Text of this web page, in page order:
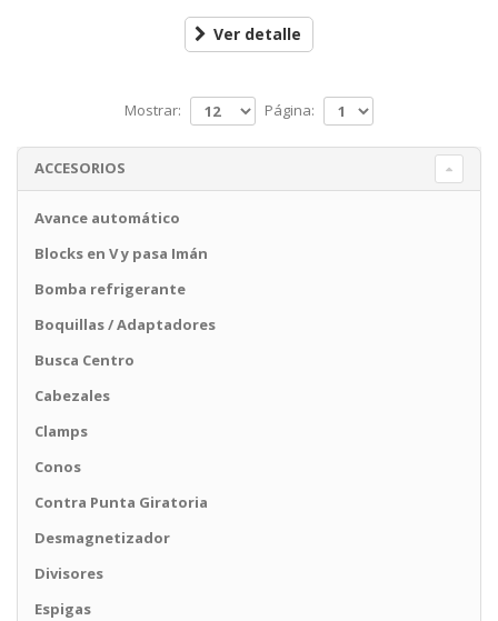
Ver detalle
Página:
Mostrar:
ACCESORIOS
Avance automático
Blocks en V y pasa Imán
Bomba refrigerante
Boquillas / Adaptadores
Busca Centro
Cabezales
Clamps
Conos
Contra Punta Giratoria
Desmagnetizador
Divisores
Espigas